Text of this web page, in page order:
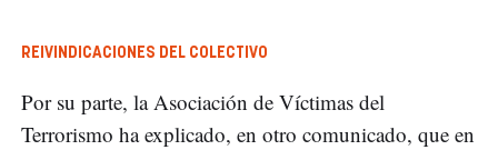
REIVINDICACIONES DEL COLECTIVO
Por su parte, la Asociación de Víctimas del
Terrorismo ha explicado, en otro comunicado, que en